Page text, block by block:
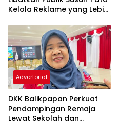
Kelola Reklame yang Lebih
Advertorial
DKK Balikpapan Perkuat
Pendampingan Remaja
Lewat Sekolah dan